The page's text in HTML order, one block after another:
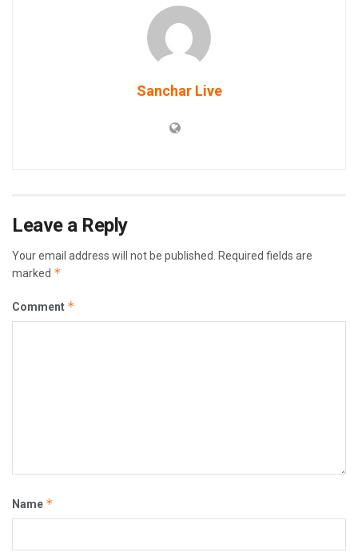
Sanchar Live
Leave a Reply
Your email address will not be published.
Required fields are
marked *
Comment *
Name *